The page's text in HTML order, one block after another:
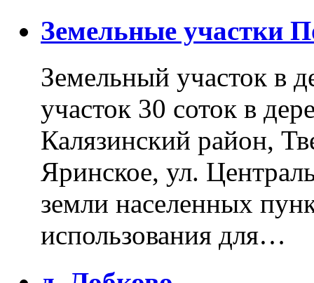
Земельные участки
Земельный участок в
участок 30 соток в
Калязинский район,
Яринское, ул.
земли населенных
использования для…